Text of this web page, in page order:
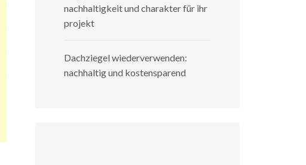
nachhaltigkeit und charakter für ihr
projekt
Dachziegel wiederverwenden:
nachhaltig und kostensparend